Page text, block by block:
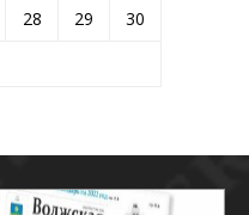
28 29
30